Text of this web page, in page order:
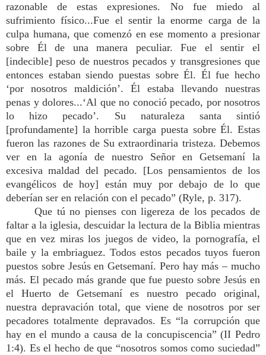
razonable de estas expresiones. No fue miedo al
sufrimiento físico...Fue el sentir la enorme carga de la
culpa humana, que comenzó en ese momento a presionar
sobre Él de una manera peculiar. Fue el sentir el
[indecible] peso de nuestros pecados y transgresiones que
entonces estaban siendo puestas sobre Él. Él fue hecho
‘por nosotros maldición’. Él estaba llevando nuestras
penas y dolores...‘Al que no conoció pecado, por nosotros
lo hizo pecado’. Su naturaleza santa sintió
[profundamente] la horrible carga puesta sobre Él. Estas
fueron las razones de Su extraordinaria tristeza. Debemos
ver en la agonía de nuestro Señor en Getsemaní la
excesiva maldad del pecado. [Los pensamientos de los
evangélicos de hoy] están muy por debajo de lo que
deberían ser en relación con el pecado” (Ryle, p. 317).
Que tú no pienses con ligereza de los pecados de
faltar a la iglesia, descuidar la lectura de la Biblia mientras
que en vez miras los juegos de video, la pornografía, el
baile y la embriaguez. Todos estos pecados tuyos fueron
puestos sobre Jesús en Getsemaní. Pero hay más – mucho
más. El pecado más grande que fue puesto sobre Jesús en
el Huerto de Getsemaní es nuestro pecado original,
nuestra depravación total, que viene de nosotros por ser
pecadores totalmente depravados. Es “la corrupción que
hay en el mundo a causa de la concupiscencia” (II Pedro
1:4). Es el hecho de que “nosotros somos como suciedad”